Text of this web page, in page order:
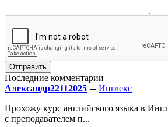
Последние комментарии
Александр22112025
Инглекс
Прохожу курс английского языка в
с преподавателем п...